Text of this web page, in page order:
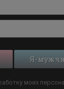
Я-
моих